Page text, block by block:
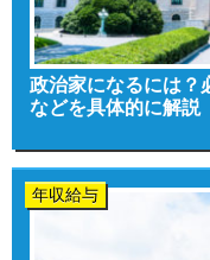
政治家になるには？
などを具体的に解説
年収給与